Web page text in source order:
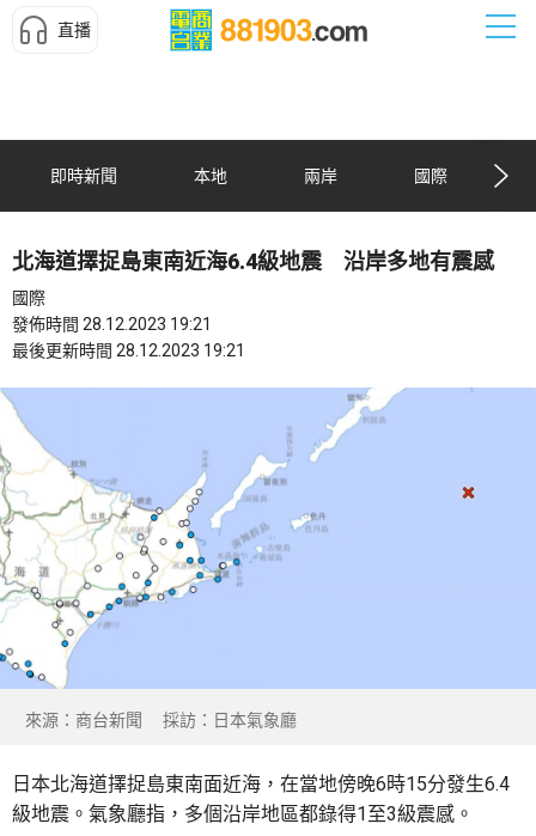
直播
即時新聞 本地 兩岸 國際
北海道擇捉島東南近海6.4級地震 沿岸多地有震感
國際
發佈時間 28.12.2023 19:21
最後更新時間 28.12.2023 19:21
來源：商台新聞 採訪：日本氣象廳
日本北海道擇捉島東南面近海，在當地傍晚6時15分發生6.4
級地震。氣象廳指，多個沿岸地區都錄得1至3級震感。